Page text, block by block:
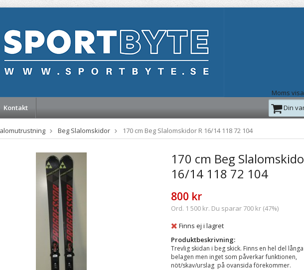
Moms
Kontakt Din
Beg Slalomskidor 170 cm Beg Slalomskidor R 16/14 118 72 104
170 cm Beg
16/14 118 72 104
800 kr
Ord. 1 500 kr. Du sparar 700 kr (47%)
Finns ej i lagret
Produktbeskrivning:
Trevlig skidan i beg skick. Finns en hel del
belagen men inget som påverkar funktionen,
nöt/skav/urslag på ovansida förekommer.